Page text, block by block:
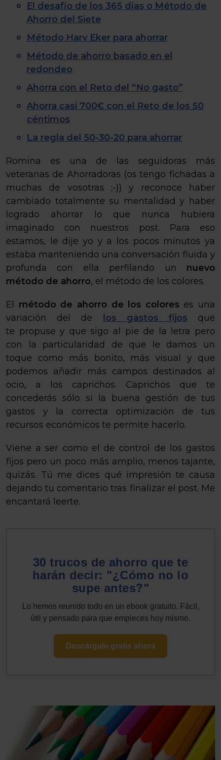
El desafío de los 365 días o Método de
Ahorro del Siete
Método Harv Eker para ahorrar
Método de ahorro basado en el
redondeo
Ahorra con el Reto del “No gasto”
Ahorra casi 700€ con el Reto de los 50
céntimos
La regla del 50-30-20 para ahorrar
Romina es una de las seguidoras más
veteranas de Ahorradoras (os tengo fichadas a
muchas de vosotras ;-)) y reconoce haber
cambiado totalmente su mentalidad y haber
logrado ahorrar lo que nunca hubiera
imaginado con nuestros post. Para eso
estamos, le dije yo y a los pocos minutos ya
estaba manteniendo una conversación fluida y
profunda con ella perfilando un nuevo
método de ahorro, el método de los colores.
El método de ahorro de los colores es una
variación del de
los gastos fijos que
te propuse y que sigo al pie de la letra pero
con la particularidad de que le damos un
toque como más bonito, más visual y que
podemos añadir más campos destinados al
ocio, a los caprichos. Caprichos que te
concederás sólo si la buena gestión de tus
gastos y la correcta optimización de tus
recursos económicos te permite hacerlo.
Viene a ser como el de control de los gastos
fijos pero un poco más amplio, menos tajante,
quizás. Tú me dices qué impresión te causa
dejando tu comentario tras finalizar el post. Me
encantará leerte.
30 trucos de ahorro que te
harán decir: "¿Cómo no lo
supe antes?"
Lo hemos reunido todo en un ebook gratuito. Fácil,
útil y pensado para que empieces hoy mismo.
Descárgalo gratis ahora